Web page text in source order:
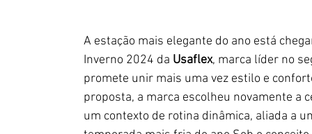
A estação mais elegante do ano está
Inverno 2024 da Usaflex, marca líder no
promete unir mais uma vez estilo e
proposta, a marca escolheu novamente a
um contexto de rotina dinâmica, aliada a